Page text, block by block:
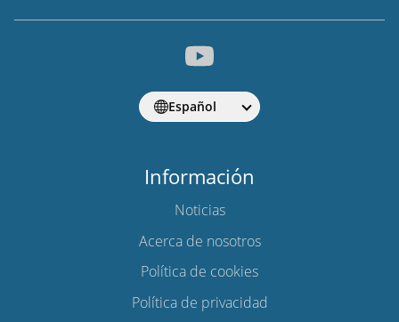
Español
Información
Noticias
Acerca de nosotros
Política de cookies
Política de privacidad